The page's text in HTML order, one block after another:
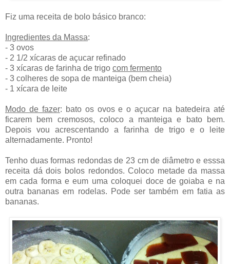
Fiz uma receita de bolo básico branco:
Ingredientes da Massa:
- 3 ovos
- 2 1/2 xícaras de açucar refinado
- 3 xícaras de farinha de trigo com fermento
- 3 colheres de sopa de manteiga (bem cheia)
- 1 xícara de leite
Modo de fazer: bato os ovos e o açucar na batedeira até
ficarem bem cremosos, coloco a manteiga e bato bem.
Depois vou acrescentando a farinha de trigo e o leite
alternadamente. Pronto!
Tenho duas formas redondas de 23 cm de diâmetro e esssa
receita dá dois bolos redondos. Coloco metade da massa
em cada forma e eum uma coloquei doce de goiaba e na
outra bananas em rodelas. Pode ser também em fatia as
bananas.